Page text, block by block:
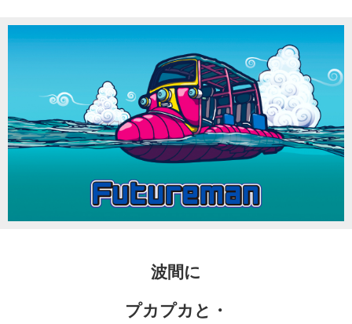
波間に
プカプカと・
Exhibition
Project